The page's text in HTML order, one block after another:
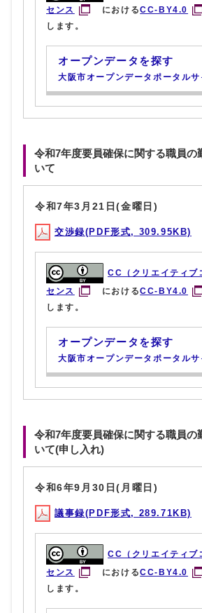
センス
におけるCC-BY4.0
します。
オープンデータを探す
大阪市オープンデータポータルサ
令和7年度要員確保に関する職員の
いて
令和7年3月21日(金曜日)
交渉録(PDF形式, 309.95KB)
CC（クリエイティブ
センス
におけるCC-BY4.0
します。
オープンデータを探す
大阪市オープンデータポータルサ
令和7年度要員確保に関する職員の
いて(申し入れ)
令和6年9月30日(月曜日)
議事録(PDF形式, 289.71KB)
CC（クリエイティブ
センス
におけるCC-BY4.0
します。